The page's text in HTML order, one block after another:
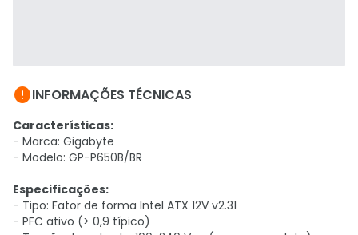
INFORMAÇÕES TÉCNICAS
Características:
- Marca: Gigabyte
- Modelo: GP-P650B/BR
Especificações:
- Tipo: Fator de forma Intel ATX 12V v2.31
- PFC ativo (> 0,9 típico)